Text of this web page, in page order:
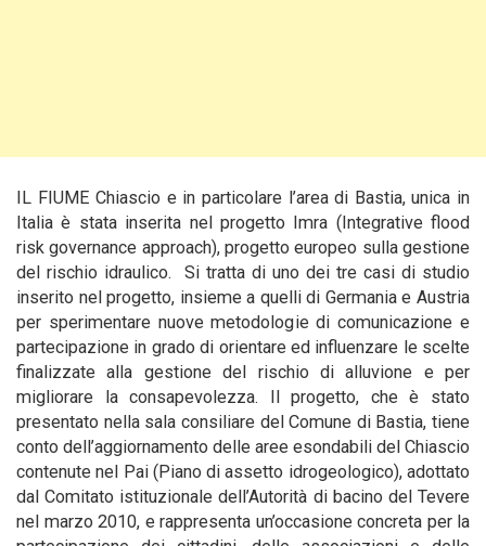
IL FIUME Chiascio e in particolare l’area di Bastia, unica in
Italia è stata inserita nel progetto Imra (Integrative flood
risk governance approach), progetto europeo sulla gestione
del rischio idraulico. Si tratta di uno dei tre casi di studio
inserito nel progetto, insieme a quelli di Germania e Austria
per sperimentare nuove metodologie di comunicazione e
partecipazione in grado di orientare ed influenzare le scelte
finalizzate alla gestione del rischio di alluvione e per
migliorare la consapevolezza. Il progetto, che è stato
presentato nella sala consiliare del Comune di Bastia, tiene
conto dell’aggiornamento delle aree esondabili del Chiascio
contenute nel Pai (Piano di assetto idrogeologico), adottato
dal Comitato istituzionale dell’Autorità di bacino del Tevere
nel marzo 2010, e rappresenta un’occasione concreta per la